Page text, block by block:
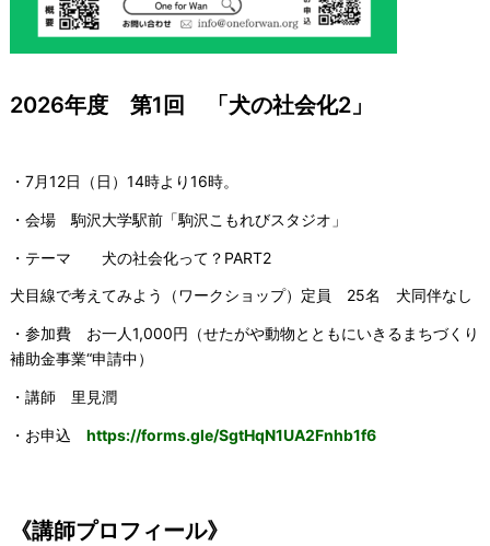
2026年度 第1回 「犬の社会化2」
・7月12日（日）14時より16時。
・会場 駒沢大学駅前「駒沢こもれびスタジオ」
・テーマ 犬の社会化って？PART2
犬目線で考えてみよう（ワークショップ）定員 25名 犬同伴なし
・参加費 お一人1,000円（せたがや動物とともにいきるまちづくり
補助金事業“申請中）
・講師 里見潤
・お申込 https://forms.gle/SgtHqN1UA2Fnhb1f6
《講師プロフィール》